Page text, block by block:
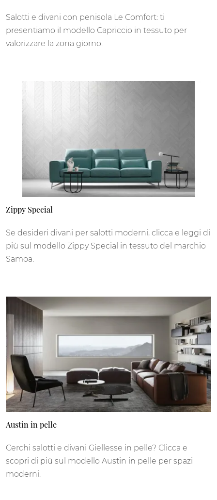
Salotti e divani con penisola Le Comfort: ti
presentiamo il modello Capriccio in tessuto per
valorizzare la zona giorno.
Zippy Special
Se desideri divani per salotti moderni, clicca e leggi di
più sul modello Zippy Special in tessuto del marchio
Samoa.
Austin in pelle
Cerchi salotti e divani Giellesse in pelle? Clicca e
scopri di più sul modello Austin in pelle per spazi
moderni.